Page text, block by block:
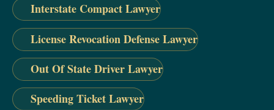
Interstate Compact Lawyer
License Revocation Defense Lawyer
Out Of State Driver Lawyer
Speeding Ticket Lawyer